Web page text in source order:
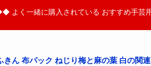
よく一緒に購入されている おすすめ手
きん 布パック ねじり梅と麻の葉 白の関